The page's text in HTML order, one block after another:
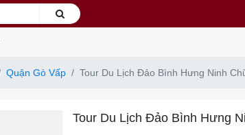
Quận Gò Vấp Tour Du Lịch Đảo Bình Hưng Ninh
Tour Du Lịch Đảo Bình Hưng